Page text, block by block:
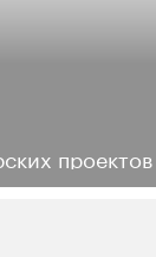
проектов